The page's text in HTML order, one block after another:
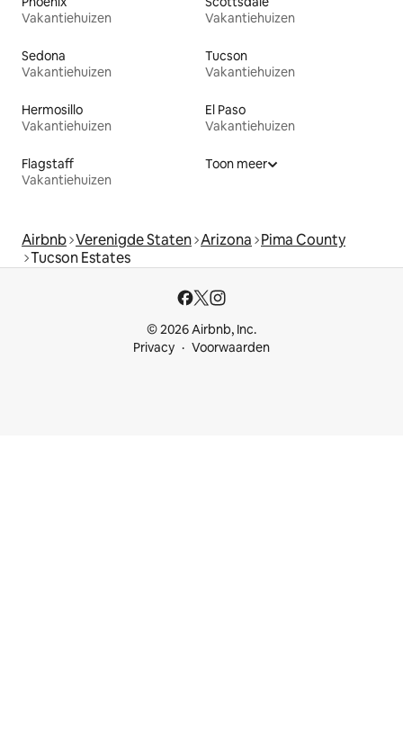
Vakantiehuizen
Vakantiehuizen
Sedona
Vakantiehuizen
Tucson
Vakantiehuizen
Hermosillo
Vakantiehuizen
El Paso
Vakantiehuizen
Flagstaff
Vakantiehuizen
Toon meer
Airbnb Verenigde Staten Arizona Pima County
Tucson Estates
© 2026 Airbnb, Inc.
Privacy
Voorwaarden